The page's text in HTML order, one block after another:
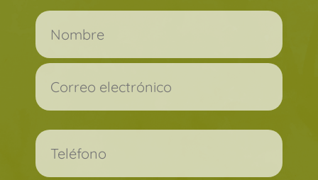
Por favor, deja este campo vacío.